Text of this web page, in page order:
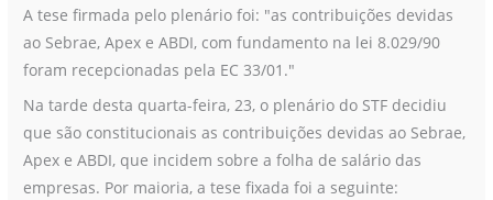
A tese firmada pelo plenário foi: "as contribuições devidas
ao Sebrae, Apex e ABDI, com fundamento na lei 8.029/90
foram recepcionadas pela EC 33/01."
Na tarde desta quarta-feira, 23, o plenário do STF decidiu
que são constitucionais as contribuições devidas ao Sebrae,
Apex e ABDI, que incidem sobre a folha de salário das
empresas. Por maioria, a tese fixada foi a seguinte:
social
destinada
ao
Sebrae,
Apex
e
ABDI